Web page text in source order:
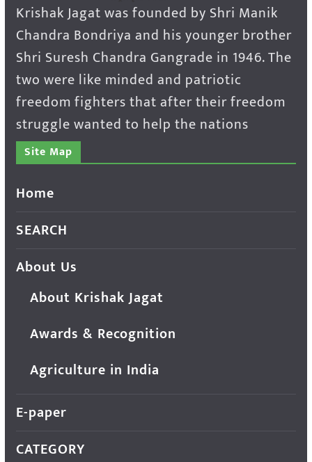
Krishak Jagat was founded by Shri Manik
Chandra Bondriya and his younger brother
Shri Suresh Chandra Gangrade in 1946. The
two were like minded and patriotic
freedom fighters that after their freedom
struggle wanted to help the nations
Site Map
Home
SEARCH
About Us
About Krishak Jagat
Awards & Recognition
Agriculture in India
E-paper
CATEGORY